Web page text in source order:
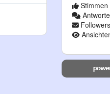
Stimmen
Followers